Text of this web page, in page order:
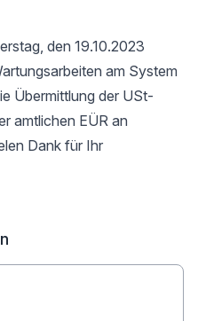
den 19.10.2023
am System
Übermittlung der USt-
amtlichen EÜR an
Dank für Ihr